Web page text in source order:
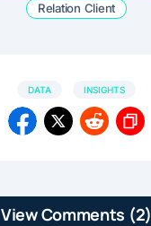
Relation Client
DATA INSIGHTS
View Comments (2)